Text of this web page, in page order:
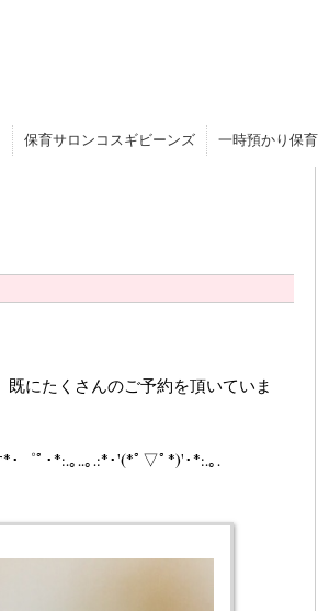
保育サロンコスギビーンズ 一時預かり保育
にたくさんのご予約を頂いていま
･゜ﾟ･*:.｡..｡.:*･'(*ﾟ▽ﾟ*)'･*:.｡.